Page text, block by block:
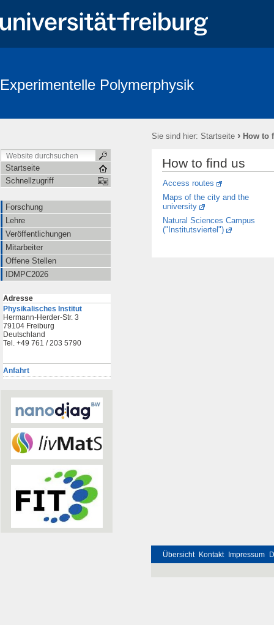
Experimentelle Polymerphysik
Sie sind hier: Startseite › How to
Startseite
Schnellzugriff
Forschung
Lehre
Veröffentlichungen
Mitarbeiter
Offene Stellen
IDMPC2026
Adresse
Physikalisches Institut
Hermann-Herder-Str. 3
79104 Freiburg
Deutschland
Tel. +49 761 / 203 5790
Anfahrt
How to find us
Access routes
Maps of the city and the
university
Natural Sciences Campus
("Institutsviertel")
Übersicht Kontakt Impressum